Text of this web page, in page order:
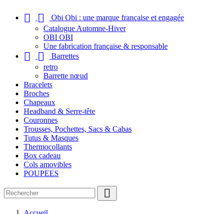
 
Obi Obi : une marque française et engagée
Catalogue Automne-Hiver
OBI OBI
Une fabrication française & responsable
 
Barrettes
retro
Barrette nœud
Bracelets
Broches
Chapeaux
Headband & Serre-tête
Couronnes
Trousses, Pochettes, Sacs & Cabas
Tutus & Masques
Thermocollants
Box cadeau
Cols amovibles
POUPEES
